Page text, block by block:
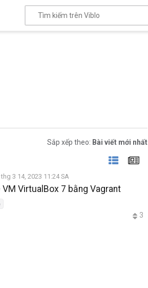
Sắp xếp theo: Bài viết mới nhất
3 14, 2023 11:24 SA
VirtualBox 7 bằng Vagrant
3